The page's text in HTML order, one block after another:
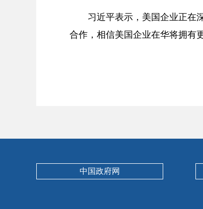
习近平表示，美国企业正在
合作，相信美国企业在华将拥有
中国政府网